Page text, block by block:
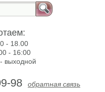
- 18.00
- 16:00
выходной
98 обратная связь